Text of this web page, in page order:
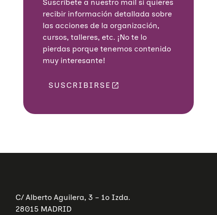
Suscríbete a nuestro mail si quieres
recibir información detallada sobre
las acciones de la organización,
cursos, talleres, etc. ¡No te lo
pierdas porque tenemos contenido
muy interesante!
SUSCRIBIRSE
C/ Alberto Aguilera, 3 – 1º Izda.
28015 MADRID